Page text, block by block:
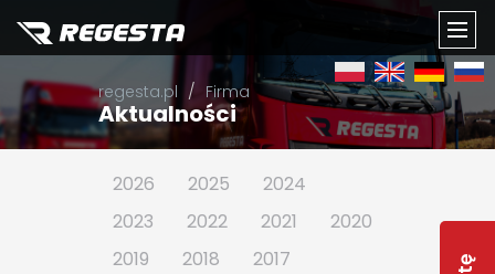
regesta.pl Firma
Aktualności
2026 2025
2024
2023
2022 2021
2020
2019
2018 2017